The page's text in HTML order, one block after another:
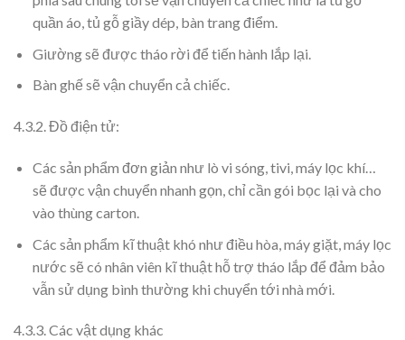
quần áo, tủ gỗ giầy dép, bàn trang điểm.
Giường sẽ được tháo rời để tiến hành lắp lại.
Bàn ghế sẽ vận chuyển cả chiếc.
4.3.2. Đồ điện tử:
Các sản phẩm đơn giản như lò vi sóng, tivi, máy lọc khí…
sẽ được vận chuyển nhanh gọn, chỉ cần gói bọc lại và cho
vào thùng carton.
Các sản phẩm kĩ thuật khó như điều hòa, máy giặt, máy lọc
nước sẽ có nhân viên kĩ thuật hỗ trợ tháo lắp để đảm bảo
vẫn sử dụng bình thường khi chuyển tới nhà mới.
4.3.3. Các vật dụng khác